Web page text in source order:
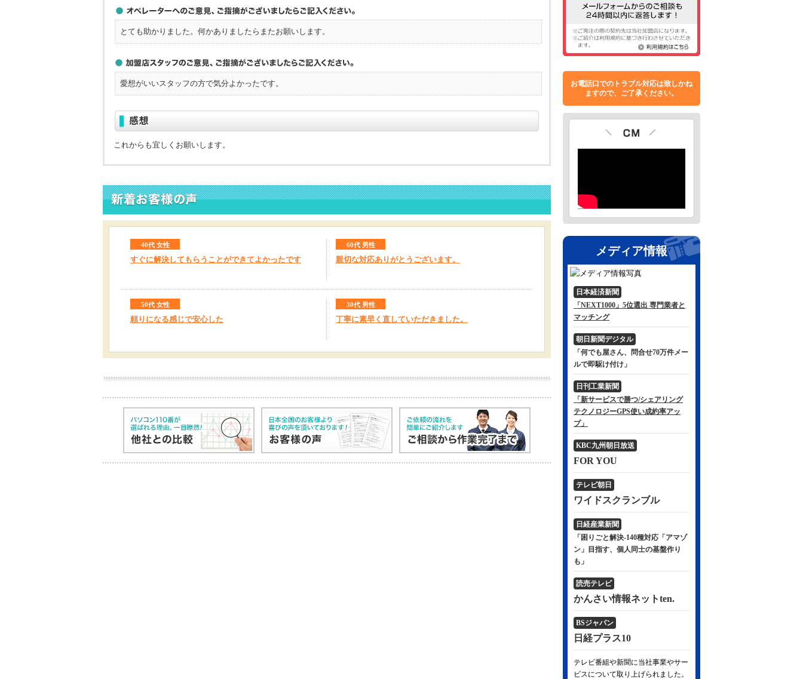
とても助かりました。何かありましたらまたお願いします。
愛想がいいスタッフの方で気分よかったです。
これからも宜しくお願いします。
40代 女性
すぐに解決してもらうことができてよかったです
60代 男性
親切な対応ありがとうございます。
50代 女性
頼りになる感じで安心した
30代 男性
丁寧に素早く直していただきました。
お電話口でのトラブル対応は致しかね
ますので、ご了承ください。
メディア情報
日本経済新聞
「NEXT1000」5位選出 専門業者と
マッチング
朝日新聞デジタル
「何でも屋さん、問合せ70万件メー
ルで即駆け付け」
日刊工業新聞
「新サービスで勝つ/シェアリング
テクノロジーGPS使い成約率アッ
プ」
KBC九州朝日放送
FOR YOU
テレビ朝日
ワイドスクランブル
日経産業新聞
「困りごと解決-140種対応「アマゾ
ン」目指す、個人同士の基盤作り
も」
読売テレビ
かんさい情報ネットten.
BSジャパン
日経プラス10
テレビ番組や新聞に当社事業やサー
ビスについて取り上げられました。